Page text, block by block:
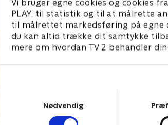
Vi bruger egne cookies og cookies
PLAY, til statistik og til at målrette
til målrettet markedsføring på egne
du kan altid trække dit samtykke
mere om hvordan TV 2 behandler
Nødvendig